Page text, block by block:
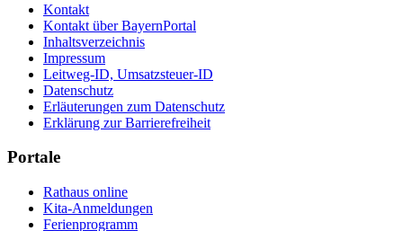
Kontakt
Kontakt über BayernPortal
Inhaltsverzeichnis
Impressum
Leitweg-ID, Umsatzsteuer-ID
Datenschutz
Erläuterungen zum Datenschutz
Erklärung zur Barrierefreiheit
Portale
Rathaus online
Kita-Anmeldungen
Ferienprogramm